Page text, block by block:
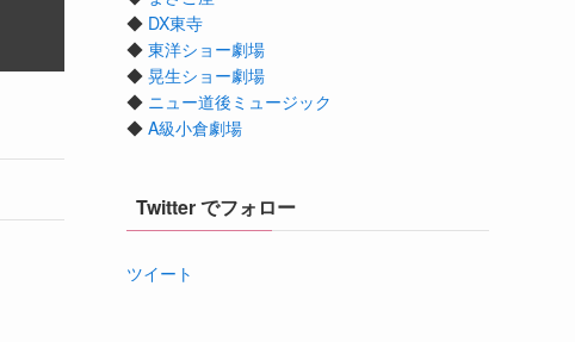
◆ DX東寺
◆ 東洋ショー劇場
◆ 晃生ショー劇場
◆ ニュー道後ミュージック
◆ A級小倉劇場
Twitter でフォロー
ツイート